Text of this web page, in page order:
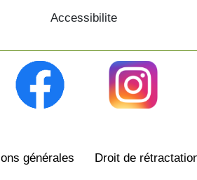
Accessibilite
générales Droit de